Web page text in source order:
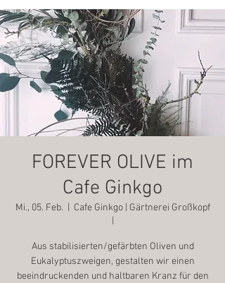
FOREVER OLIVE im
Cafe Ginkgo
Mi., 05. Feb.
Cafe Ginkgo | Gärtnerei Großkopf
Aus stabilisierten/gefärbten Oliven und
Eukalyptuszweigen, gestalten wir einen
beeindruckenden und haltbaren Kranz für den